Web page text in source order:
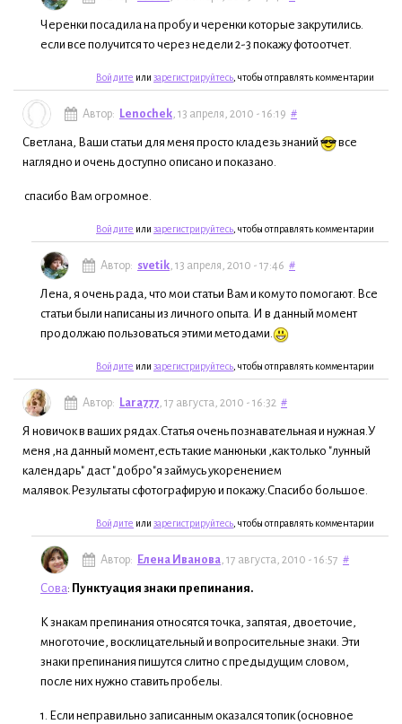
Черенки посадила на пробу и черенки которые закрутились.
если все получится то через недели 2-3 покажу фотоотчет.
Войдите или зарегистрируйтесь , чтобы отправлять комментарии
Автор: Lenochek, 13 апреля, 2010 - 16:19 #
Светлана, Ваши статьи для меня просто кладезь знаний
все
наглядно и очень доступно описано и показано.
спасибо Вам огромное.
Войдите или зарегистрируйтесь , чтобы отправлять комментарии
Автор: svetik, 13 апреля, 2010 - 17:46 #
Лена, я очень рада, что мои статьи Вам и кому то помогают. Все
статьи были написаны из личного опыта. И в данный момент
продолжаю пользоваться этими методами.
Войдите или зарегистрируйтесь , чтобы отправлять комментарии
Автор: Lara777, 17 августа, 2010 - 16:32 #
Я новичок в ваших рядах.Статья очень познавательная и нужная.У
меня ,на данный момент,есть такие манюньки ,как только "лунный
календарь" даст "добро"я займусь укоренением
малявок.Результаты сфотографирую и покажу.Спасибо большое.
Войдите или зарегистрируйтесь , чтобы отправлять комментарии
Автор: Елена Иванова, 17 августа, 2010 - 16:57 #
Сова: Пунктуация знаки препинания.
К знакам препинания относятся точка, запятая, двоеточие,
многоточие, восклицательный и вопросительные знаки. Эти
знаки препинания пишутся слитно с предыдущим словом,
после них нужно ставить пробелы.
1. Если неправильно записанным оказался топик (основное